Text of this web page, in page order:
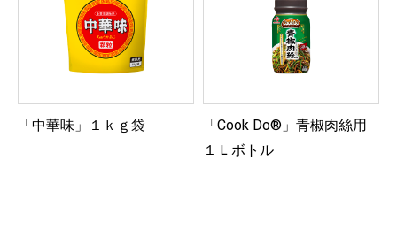
「中華味」１ｋｇ袋
「Cook Do®」青椒肉絲用
１Ｌボトル